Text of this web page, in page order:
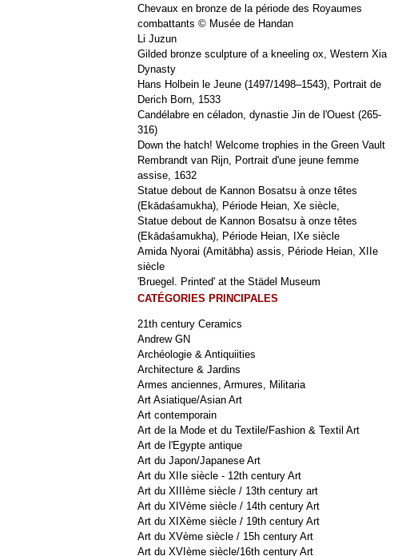
Chevaux en bronze de la période des Royaumes
combattants © Musée de Handan
Li Juzun
Gilded bronze sculpture of a kneeling ox, Western Xia
Dynasty
Hans Holbein le Jeune (1497/1498–1543), Portrait de
Derich Born, 1533
Candélabre en céladon, dynastie Jin de l'Ouest (265-
316)
Down the hatch! Welcome trophies in the Green Vault
Rembrandt van Rijn, Portrait d'une jeune femme
assise, 1632
Statue debout de Kannon Bosatsu à onze têtes
(Ekādaśamukha), Période Heian, Xe siècle,
Statue debout de Kannon Bosatsu à onze têtes
(Ekādaśamukha), Période Heian, IXe siècle
Amida Nyorai (Amitābha) assis, Période Heian, XIIe
siècle
'Bruegel. Printed' at the Städel Museum
CATÉGORIES PRINCIPALES
21th century Ceramics
Andrew GN
Archéologie & Antiquiities
Architecture & Jardins
Armes anciennes, Armures, Militaria
Art Asiatique/Asian Art
Art contemporain
Art de la Mode et du Textile/Fashion & Textil Art
Art de l'Egypte antique
Art du Japon/Japanese Art
Art du XIIe siècle - 12th century Art
Art du XIIIème siècle / 13th century art
Art du XIVème siècle / 14th century Art
Art du XIXème siècle / 19th century Art
Art du XVème siècle / 15h century Art
Art du XVIème siècle/16th century Art